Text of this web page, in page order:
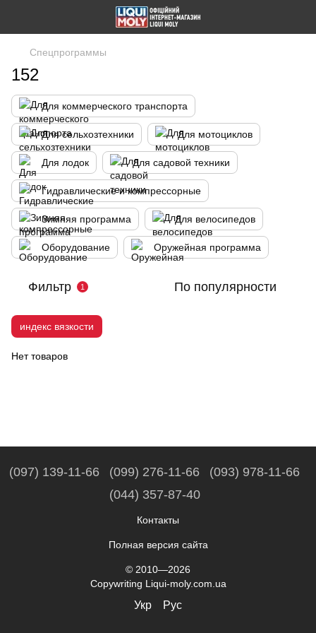
Спецпрограммы
152
Для коммерческого транспорта
Для сельхозтехники Для мотоциклов
Для лодок Для садовой техники
Гидравлические и компрессорные
Зимняя программа Для велосипедов
Оборудование Оружейная программа
Фильтр 1 По популярности
индекс вязкости
Нет товаров
(097) 139-11-66 (099) 276-11-66
(093) 978-11-66
(044) 357-87-40
Контакты
Полная версия сайта
© 2010—2026
Copywriting Liqui-moly.com.ua
Укр Рус